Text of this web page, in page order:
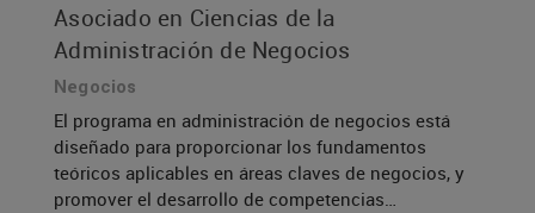
Asociado en Ciencias de la
Administración de Negocios
Negocios
El programa en administración de negocios está
diseñado para proporcionar los fundamentos
teóricos aplicables en áreas claves de negocios, y
promover el desarrollo de competencias